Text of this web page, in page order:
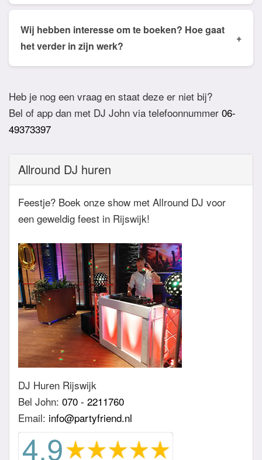
de email of app welke nummers of stijlen jullie niet
willen horen. De DJ houdt daar dan rekening mee.
Wij hebben interesse om te boeken? Hoe gaat
het verder in zijn werk?
+
zodat het feest definitief geboekt is. Wij vragen
overigens geen aanbetaling. Tegen die dat het
feest eraan komt zullen we nog even contact
hebben betreft de muziekwensen en de planning
van de avond. Daarnaast zijn wij altijd bereikbaar
zowel telefonisch, via e-mail of de app.
Heb je nog een vraag en staat deze er niet bij?
Bel of app dan met DJ John via telefoonnummer 06-
49373397
Allround DJ huren
Feestje? Boek onze show met Allround DJ voor
een geweldig feest in Rijswijk!
DJ Huren Rijswijk
Bel John: 070 - 2211760
Email: info@partyfriend.nl